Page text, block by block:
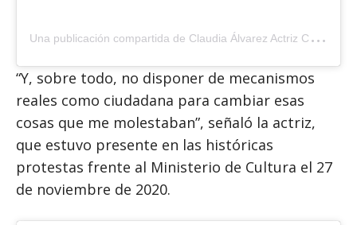
U
na publicación compartida de Claudia Álvarez Actriz Cuba (@claudialvarez.actriz)
“Y, sobre todo, no disponer de mecanismos
reales como ciudadana para cambiar esas
cosas que me molestaban”, señaló la actriz,
que estuvo presente en las históricas
protestas frente al Ministerio de Cultura el 27
de noviembre de 2020.